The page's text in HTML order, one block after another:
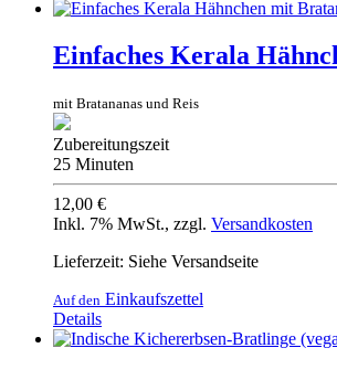
Einfaches Kerala
mit Bratananas und Reis
Zubereitungszeit
25 Minuten
12,00 €
Inkl. 7% MwSt., zzgl. Versandkosten
Lieferzeit: Siehe Versandseite
Auf den Einkaufszettel
Details